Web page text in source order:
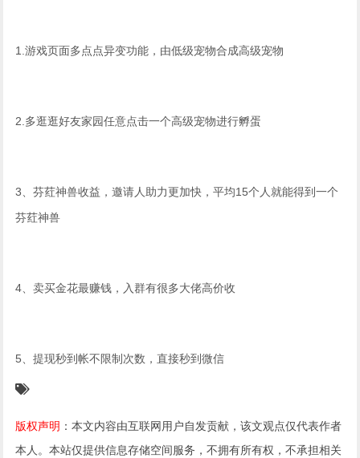
1.游戏页面多点点异变功能，由低级宠物合成高级宠物
2.多逛逛好友家园任意点击一个高级宠物进行孵蛋
3、芬荭神兽收益，邀请人助力更加快，平均15个人就能得到一个
芬荭神兽
4、卖买金花最赚钱，入群有很多大佬高价收
5、提现秒到帐不限制次数，直接秒到微信
版权声明 ：本文内容由互联网用户自发贡献，该文观点仅代表作者
本人。本站仅提供信息存储空间服务，不拥有所有权，不承担相关